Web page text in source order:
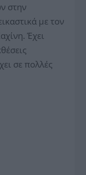
στην
με τον
Έχει
σε πολλές